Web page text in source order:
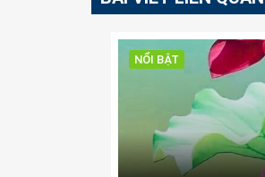
NỔI BẬT